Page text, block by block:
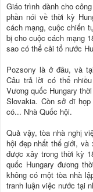
Giáo trình dành cho
phần nói về thời kỳ
cách mạng, cuộc chiến
bị cho cuộc cách mạng
sao có thể cải tổ nước
Pozsony là ở đâu, và
Câu trả lời có thể
Vương quốc Hungary
Slovakia. Còn sở dĩ
có... Nhà Quốc hội.
Quả vậy, tòa nhà nghị
hội đẹp nhất thế giới,
được xây trong thời kỳ
quốc Hungary đương
không có một tòa nhà
tranh luận việc nước tại